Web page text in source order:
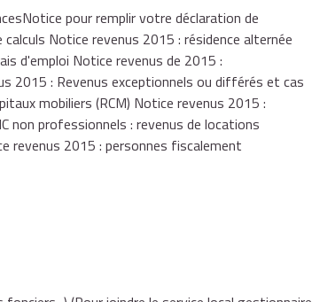
pour remplir votre déclaration de
Notice revenus 2015 : résidence alternée
d'emploi Notice revenus de 2015 :
2015 : Revenus exceptionnels ou différés et cas
mobiliers (RCM) Notice revenus 2015 :
non professionnels : revenus de locations
revenus 2015 : personnes fiscalement